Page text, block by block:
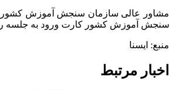
سنجش آموزش کشور کارت ورود به جلسه را
منبع: ایسنا
اخبار مرتبط